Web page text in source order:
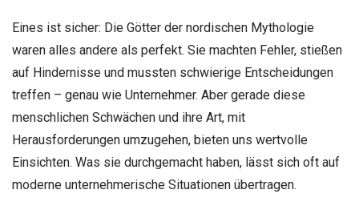
Eines ist sicher: Die Götter der nordischen Mythologie
waren alles andere als perfekt. Sie machten Fehler, stießen
auf Hindernisse und mussten schwierige Entscheidungen
treffen – genau wie Unternehmer. Aber gerade diese
menschlichen Schwächen und ihre Art, mit
Herausforderungen umzugehen, bieten uns wertvolle
Einsichten. Was sie durchgemacht haben, lässt sich oft auf
moderne unternehmerische Situationen übertragen.